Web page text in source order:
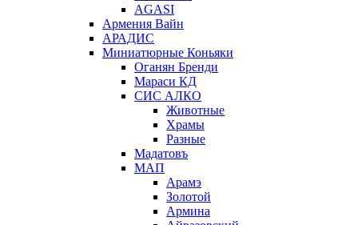
AGASI
Армения Вайн
АРАДИС
Миниатюрные Коньяки
Оганян Бренди
Мараси КД
СИС АЛКО
Животные
Храмы
Разные
Мадатовъ
МАП
Арамэ
Золотой
Армина